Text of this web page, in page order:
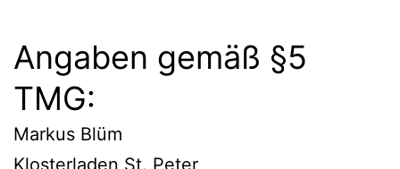
Angaben gemäß §5
TMG:
Markus Blüm
Klosterladen St. Peter